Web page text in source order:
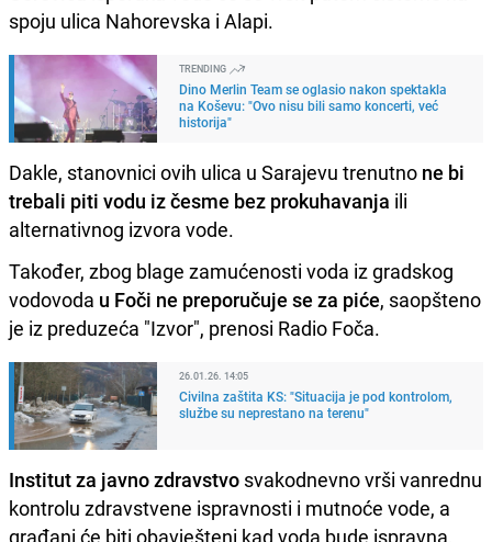
spoju ulica Nahorevska i Alapi.
TRENDING
Dino Merlin Team se oglasio nakon spektakla
na Koševu: "Ovo nisu bili samo koncerti, već
historija"
Dakle, stanovnici ovih ulica u Sarajevu trenutno ne bi
trebali piti vodu iz česme bez prokuhavanja ili
alternativnog izvora vode.
Također, zbog blage zamućenosti voda iz gradskog
vodovoda u Foči ne preporučuje se za piće, saopšteno
je iz preduzeća "Izvor", prenosi Radio Foča.
26.01.26. 14:05
Civilna zaštita KS: "Situacija je pod kontrolom,
službe su neprestano na terenu"
Institut za javno zdravstvo svakodnevno vrši vanrednu
kontrolu zdravstvene ispravnosti i mutnoće vode, a
građani će biti obavješteni kad voda bude ispravna,